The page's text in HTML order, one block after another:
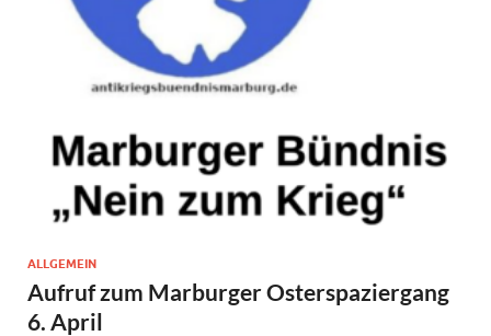
ALLGEMEIN
Aufruf zum Marburger Osterspaziergang
6. April